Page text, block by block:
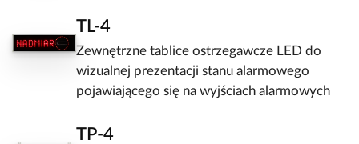
TL-4
Zewnętrzne tablice ostrzegawcze LED do
wizualnej prezentacji stanu alarmowego
pojawiającego się na wyjściach alarmowych
TP-4